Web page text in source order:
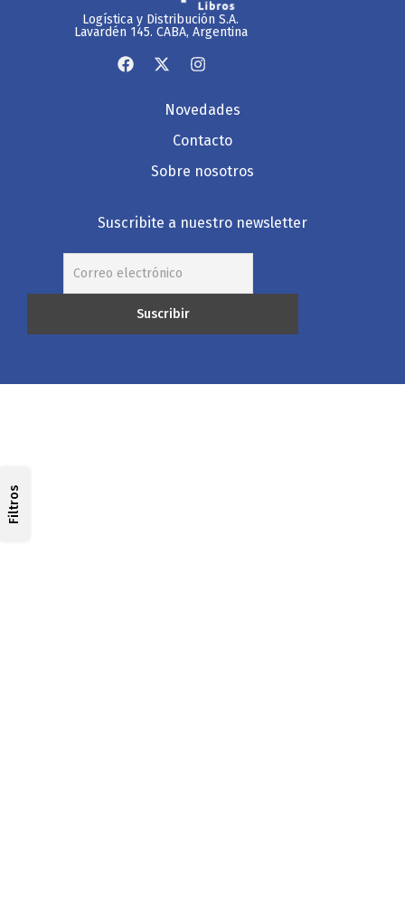
Filtros
Logística y Distribución S.A.
Lavardén 145. CABA, Argentina
Novedades
Contacto
Sobre nosotros
Suscribite a nuestro newsletter